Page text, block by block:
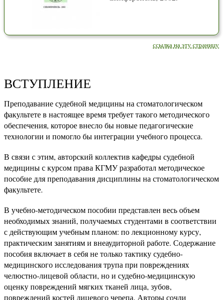
ссылка на эту страницу
ВСТУПЛЕНИЕ
Преподавание судебной медицины на стоматологическом
факультете в настоящее время требует такого методического
обеспечения, которое внесло бы новые педагогические
технологии и помогло бы интеграции учебного процесса.
В связи с этим, авторский коллектив кафедры судебной
медицины с курсом права КГМУ разработал методическое
пособие для преподавания дисциплины на стоматологическом
факультете.
В учебно-методическом пособии представлен весь объем
необходимых знаний, получаемых студентами в соответствии
с действующим учебным планом: по лекционному курсу,
практическим занятиям и внеаудиторной работе. Содержание
пособия включает в себя не только тактику судебно-
медицинского исследования трупа при повреждениях
челюстно-лицевой области, но и судебно-медицинскую
оценку повреждений мягких тканей лица, зубов,
повреждений костей лицевого черепа. Авторы сочли